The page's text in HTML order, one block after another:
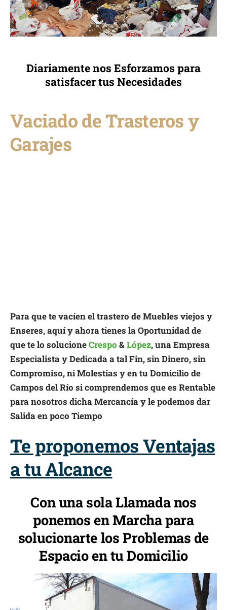
Diariamente nos Esforzamos para
satisfacer tus Necesidades
Vaciado de Trasteros y
Garajes
Para que te vacíen el trastero de Muebles viejos y
Enseres, aquí y ahora tienes la Oportunidad de
que te lo solucioneCrespo &López, una Empresa
Especialista y Dedicada a tal Fin, sin Dinero, sin
Compromiso, ni Molestias y en tu Domicilio de
Campos del Río si comprendemos que es Rentable
para nosotros dicha Mercancía y le podemos dar
Salida en poco Tiempo
Te proponemos Ventajas
a tu Alcance
Con una sola Llamada nos
ponemos en Marcha para
solucionarte los Problemas de
Espacio en tu Domicilio